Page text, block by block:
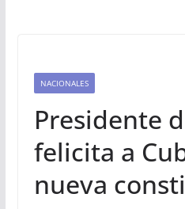
NACIONALES
Presidente
felicita a
nueva